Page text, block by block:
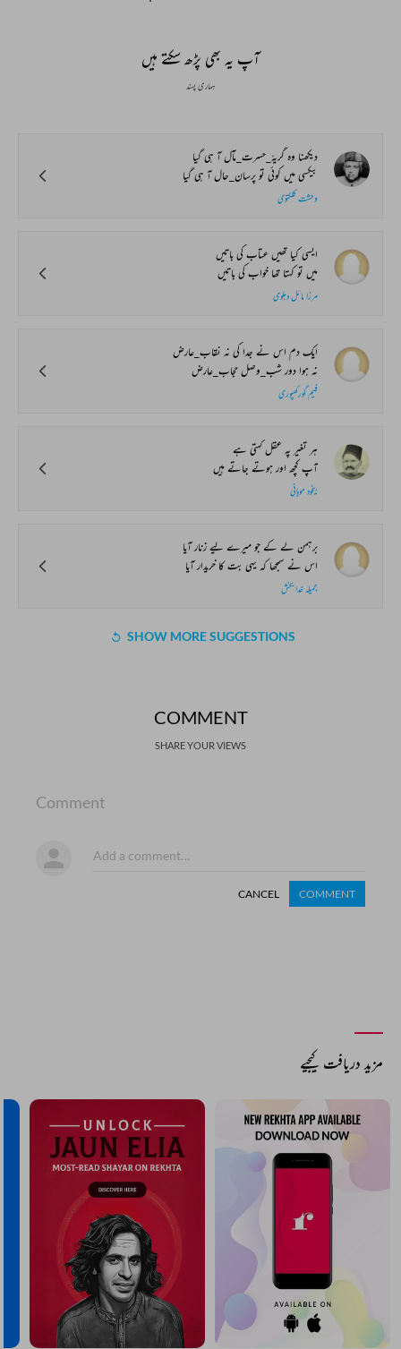
آپ یہ بھی پڑھ سکتے ہیں
ہماری پسند
دیکھنا وہ گریۂ_حسرت_مآل آ ہی گیا
بیکسی میں کوئی تو پرسان_حال آ ہی گیا
وحشت کلکتوی
ایسی کیا تھیں عتاب کی باتیں
میں تو کہتا تھا خواب کی باتیں
مرزا مائل دہلوی
ایک دم اس نے جدا کی نہ نقاب_عارض
نہ ہوا دور شب_وصل حجاب_عارض
فہیم گورکھپوری
ہر تغیر پہ عقل کہتی ہے
آپ کچھ اور ہوتے جاتے ہیں
بیخود موہانی
برہمن لے کے جو میرے لیے زنار آیا
اس نے سمجھا کہ یہی بت کا خریدار آیا
جمیلہ خدا بخش
SHOW MORE SUGGESTIONS
COMMENT
SHARE YOUR VIEWS
Comment
CANCEL COMMENT
مزید دریافت کیجیے